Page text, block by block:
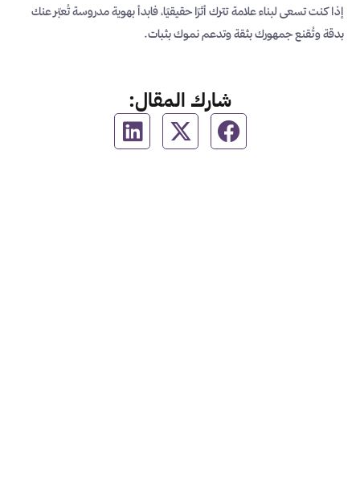
إذا كنت تسعى لبناء علامة تترك أثرًا حقيقيًا، فابدأ بهوية مدروسة تُعبّر عنك
بدقة وتُقنع جمهورك بثقة وتدعم نموك بثبات.
شارك المقال: